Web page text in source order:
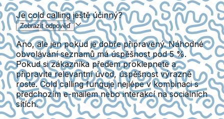
Je cold calling ještě účinný?
Zobrazit odpověď
Ano, ale jen pokud je dobře připravený. Náhodné
obvolávání seznamů má úspěšnost pod 5 %.
Pokud si zákazníka předem proklepnete a
připravíte relevantní úvod, úspěšnost výrazně
roste. Cold calling funguje nejlépe v kombinaci s
předchozím e-mailem nebo interakcí na sociálních
sítích.